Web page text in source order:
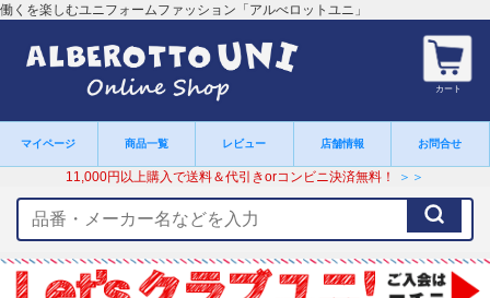
働くを楽しむユニフォームファッション「アルべロットユニ」
カート
マイページ 商品一覧 レビュー 店舗情報 お問合せ
11,000円以上購入で送料＆代引きorコンビニ決済無料！ ＞＞
ー
ワ